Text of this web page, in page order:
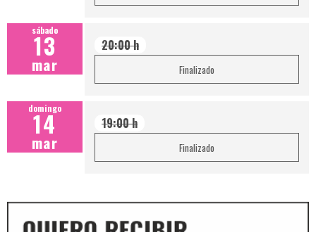
sábado
13
mar
20:00 h
Finalizado
domingo
14
mar
19:00 h
Finalizado